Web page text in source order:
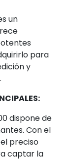
un
para
y
dispone de
Con el
preciso
captar la